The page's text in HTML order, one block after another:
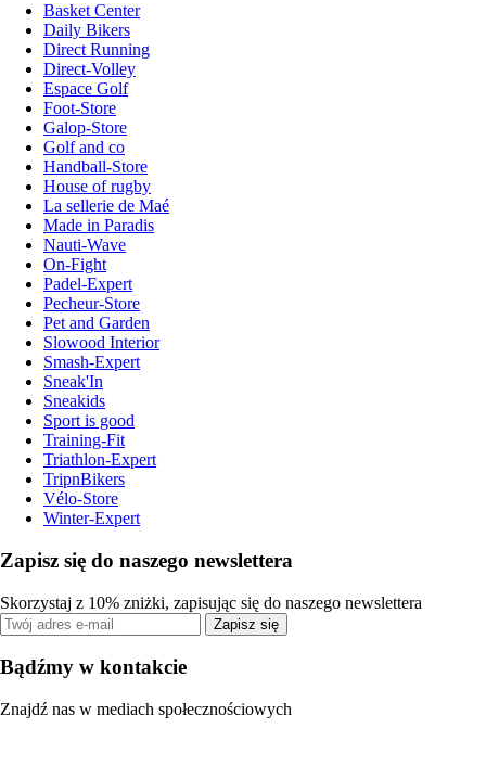
Basket Center
Daily Bikers
Direct Running
Direct-Volley
Espace Golf
Foot-Store
Galop-Store
Golf and co
Handball-Store
House of rugby
La sellerie de Maé
Made in Paradis
Nauti-Wave
On-Fight
Padel-Expert
Pecheur-Store
Pet and Garden
Slowood Interior
Smash-Expert
Sneak'In
Sneakids
Sport is good
Training-Fit
Triathlon-Expert
TripnBikers
Vélo-Store
Winter-Expert
Zapisz się do naszego newslettera
Skorzystaj z 10% zniżki, zapisując się do naszego newslettera
Zapisz się
Bądźmy w kontakcie
Znajdź nas w mediach społecznościowych